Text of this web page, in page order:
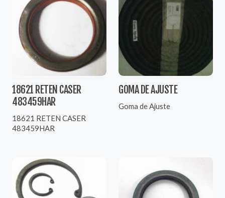
18621 RETEN CASER
483459HAR
18621 RETEN CASER
483459HAR
GOMA DE AJUSTE
Goma de Ajuste